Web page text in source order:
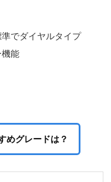
でダイヤルタイプ
能
めグレードは？